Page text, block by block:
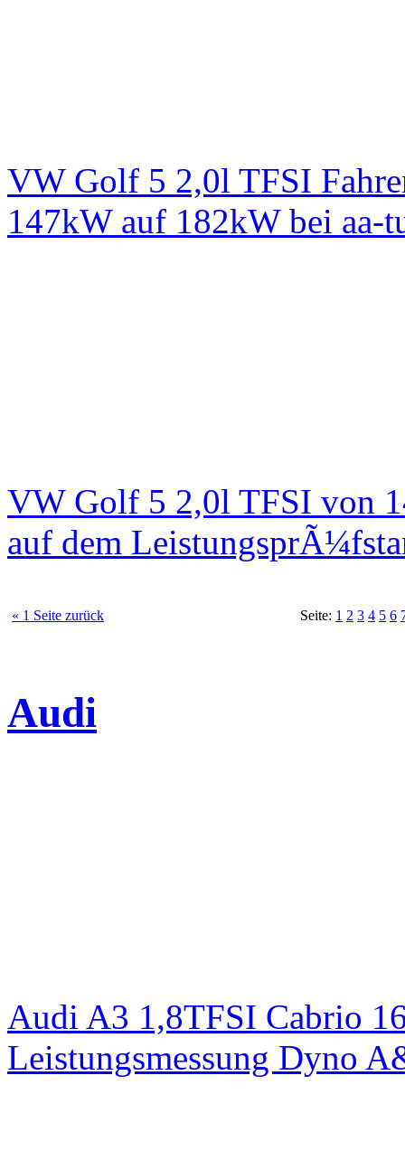
VW Golf 5 2,0l TFSI
147kW auf 182kW bei
VW Golf 5 2,0l TFSI von
auf dem
« 1 Seite zurück Seite: 1 2 3 4 5 6
Audi
Audi A3 1,8TFSI Cabrio
Leistungsmessung Dyno